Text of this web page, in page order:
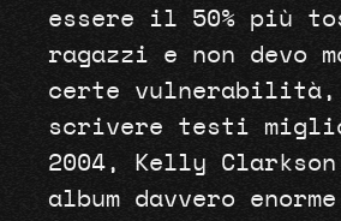
essere il 50% più
ragazzi e non devo
certe vulnerabilità,
scrivere testi
2004, Kelly Clarkson
album davvero enorme